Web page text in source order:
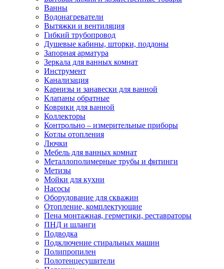
Ванны
Водонагреватели
Вытяжки и вентиляция
Гибкий трубопровод
Душевые кабины, шторки, поддоны
Запорная арматура
Зеркала для ванных комнат
Инструмент
Канализация
Карнизы и занавески для ванной
Клапаны обратные
Коврики для ванной
Коллекторы
Контрольно – измерительные приборы
Котлы отопления
Лючки
Мебель для ванных комнат
Металлополимерные трубы и фитинги
Метизы
Мойки для кухни
Насосы
Оборудование для скважин
Отопление, комплектующие
Пена монтажная, герметики, реставраторы
ПНД и шланги
Подводка
Подключение стиральных машин
Полипропилен
Полотенцесушители